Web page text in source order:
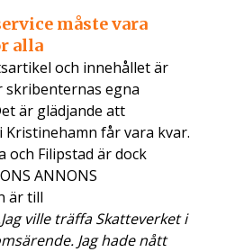
måste vara
alla
och innehållet är
skribenternas egna
är glädjande att
får vara kvar.
och Filipstad är dock
ANNONS
är till
ville träffa Skatteverket i
Jag hade nått